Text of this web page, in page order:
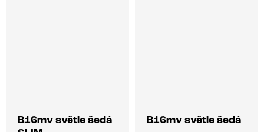
B16mv světle šedá
B16mv světle šedá